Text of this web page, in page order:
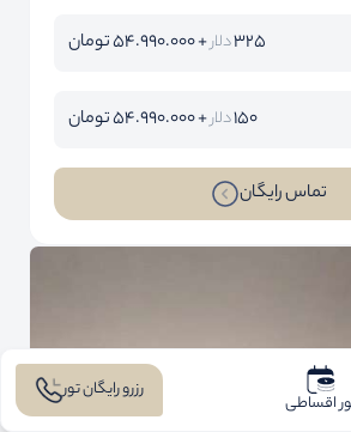
325دلار+ 54.990.000 تومان
150دلار+ 54.990.000 تومان
تماس رایگان
اقساطی
رزرو رایگان تور